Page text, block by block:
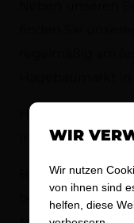
Hier versorgen
Imbissklassikern.
Besonders zur
beliebter
WIR
Wir nutzen
von ihnen sind
helfen, diese